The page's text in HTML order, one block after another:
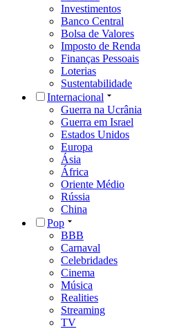
Investimentos
Banco Central
Bolsa de Valores
Imposto de Renda
Finanças Pessoais
Loterias
Sustentabilidade
Internacional
Guerra na Ucrânia
Guerra em Israel
Estados Unidos
Europa
Ásia
África
Oriente Médio
Rússia
China
Pop
BBB
Carnaval
Celebridades
Cinema
Música
Realities
Streaming
TV